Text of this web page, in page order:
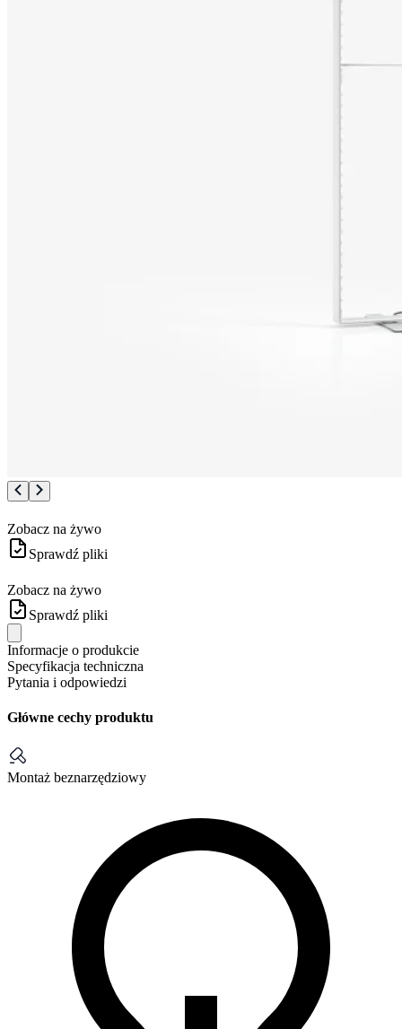
Zobacz na żywo
Sprawdź pliki
Zobacz na żywo
Sprawdź pliki
Informacje o produkcie
Specyfikacja techniczna
Pytania i odpowiedzi
Główne cechy produktu
Montaż beznarzędziowy